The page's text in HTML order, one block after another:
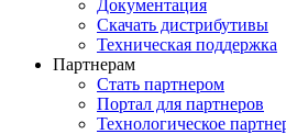
Документация
Скачать дистрибутивы
Техническая поддержка
Партнерам
Стать партнером
Портал для партнеров
Технологическое